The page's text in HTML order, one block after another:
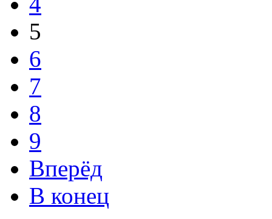
5
6
7
8
9
Вперёд
В конец